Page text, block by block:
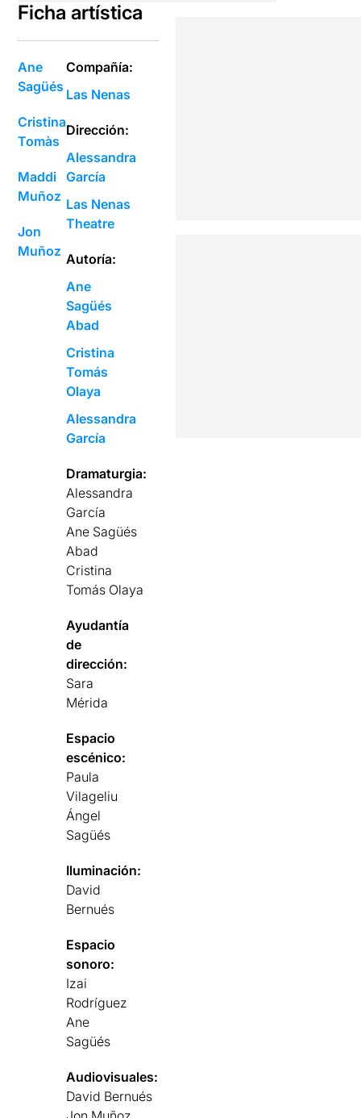
Ficha artística
Ane
Sagüés
Cristina
Tomàs
Maddi
Muñoz
Jon
Muñoz
Compañía:
Las Nenas
Dirección:
Alessandra
García
Las Nenas
Theatre
Autoría:
Ane
Sagüés
Abad
Cristina
Tomás
Olaya
Alessandra
García
Dramaturgia:
Alessandra
García
Ane Sagüés
Abad
Cristina
Tomás Olaya
Ayudantía
de
dirección:
Sara
Mérida
Espacio
escénico:
Paula
Vilageliu
Ángel
Sagüés
Iluminación:
David
Bernués
Espacio
sonoro:
Izai
Rodríguez
Ane
Sagüés
Audiovisuales:
David Bernués